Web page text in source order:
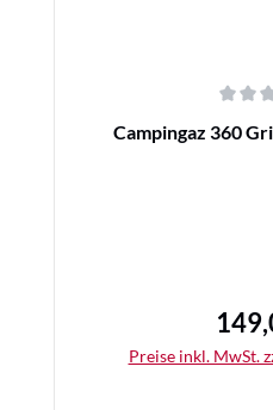
Durchschnittliche
Campingaz 360
Preise inkl. MwSt.